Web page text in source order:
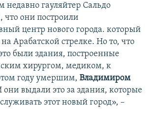
недавно гауляйтер Сальдо
что они построили
центр нового города. который
на Арабатской стрелке. Но то, что
были здания, построенные
хирургом, медиком, к
году умершим, Владимиром
они выдали это за здания, которые
этот новый город», –